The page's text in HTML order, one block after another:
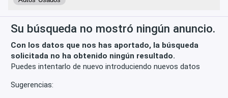
Su búsqueda no mostró ningún anuncio.
Con los datos que nos has aportado, la búsqueda
solicitada no ha obtenido ningún resultado.
Puedes intentarlo de nuevo introduciendo nuevos datos
Sugerencias: